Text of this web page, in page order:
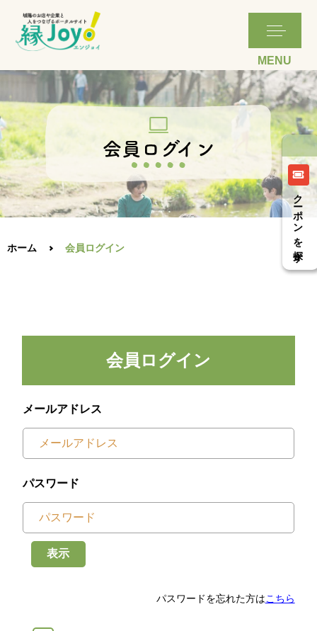
クーポンを探す
ホーム 会員ログイン
会員ログイン
メールアドレス
パスワード
表示
パスワードを忘れた方はこちら